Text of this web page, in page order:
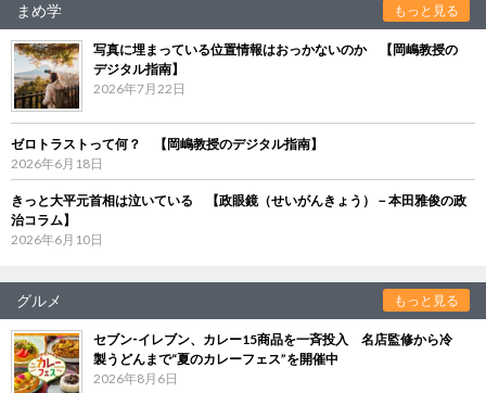
まめ学 もっと見る
写真に埋まっている位置情報はおっかないのか 【岡嶋教授の
デジタル指南】
2026年7月22日
ゼロトラストって何？ 【岡嶋教授のデジタル指南】
2026年6月18日
きっと大平元首相は泣いている 【政眼鏡（せいがんきょう）－本田雅俊の政
治コラム】
2026年6月10日
グルメ もっと見る
セブン‐イレブン、カレー15商品を一斉投入 名店監修から冷
製うどんまで“夏のカレーフェス”を開催中
2026年8月6日